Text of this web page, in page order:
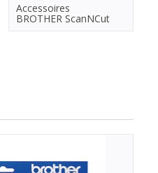
Accessoires
BROTHER ScanNCut